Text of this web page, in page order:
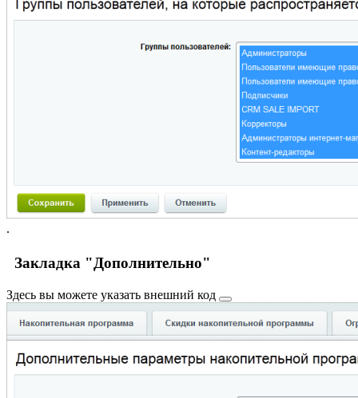
.
Закладка "Дополнительно"
Здесь вы можете указать внешний код